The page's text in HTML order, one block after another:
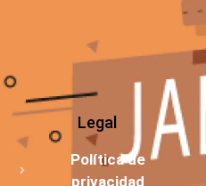
Legal
Política de
privacidad